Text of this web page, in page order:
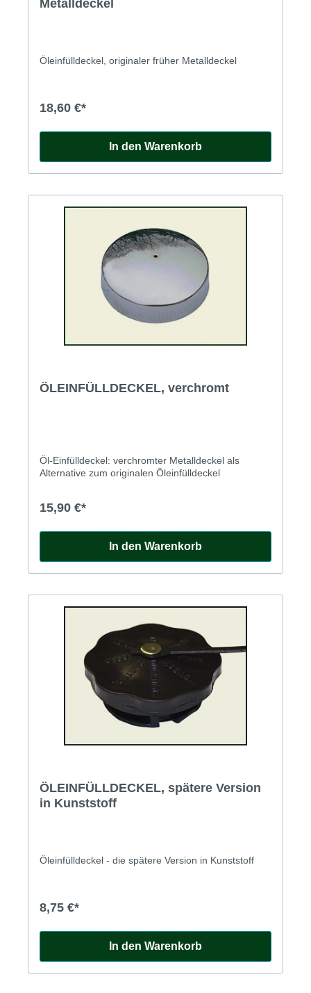
Metalldeckel
Öleinfülldeckel, originaler früher Metalldeckel
18,60 €*
In den Warenkorb
ÖLEINFÜLLDECKEL, verchromt
Öl-Einfülldeckel: verchromter Metalldeckel als
Alternative zum originalen Öleinfülldeckel
15,90 €*
In den Warenkorb
ÖLEINFÜLLDECKEL, spätere Version
in Kunststoff
Öleinfülldeckel - die spätere Version in Kunststoff
8,75 €*
In den Warenkorb